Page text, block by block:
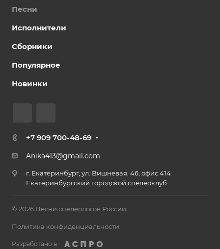
Песни
Исполнители
Сборники
Популярное
Новинки
+7 909 700-48-69
Anika413@gmail.com
г. Екатеринбург, ул. Вишневая, 46, офис 414
Екатеринбургский городской спелеоклуб
© 2026 Песни спелеологов России
Политика конфиденциальности
Разработано в